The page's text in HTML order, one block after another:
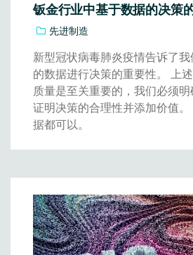
钣金行业中基于数据的决策
先进制造
新型冠状病毒肺炎疫情告诉了
的数据进行决策的重要性。 上
质量是至关重要的，我们必须
证明决策的合理性并添加价值
据都可以。